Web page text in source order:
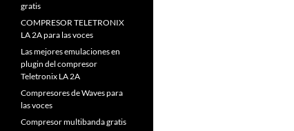
gratis
COMPRESOR TELETRONIX
LA 2A para las voces
Las mejores emulaciones en
plugin del compresor
Teletronix LA 2A
Compresores de Waves para
las voces
Compresor multibanda gratis